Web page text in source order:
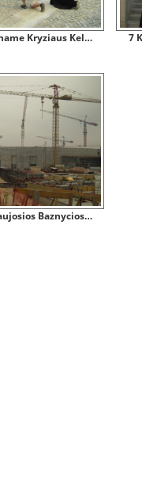
6 Einame Kryziaus Kelia
9 Naujosios Baznycios Statybos